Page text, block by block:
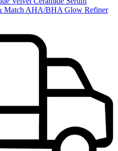
Match AHA/BHA Glow Refiner